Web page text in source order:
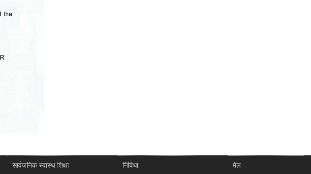
सार्वजनिक स्वास्थ शिक्षा
निविधा
मेल